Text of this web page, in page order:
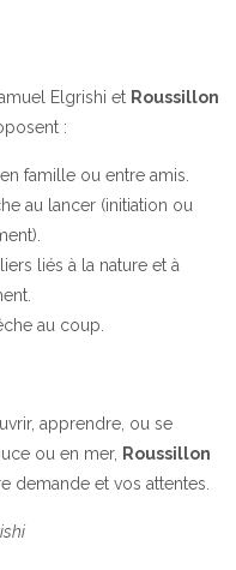
Elgrishi et Roussillon
:
famille ou entre amis.
au lancer (initiation ou
liés à la nature et à
au coup.
apprendre, ou se
ou en mer, Roussillon
demande et vos attentes.